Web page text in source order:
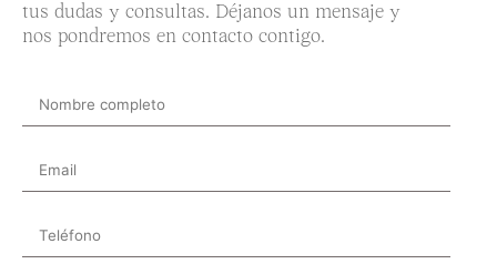
tus dudas y consultas. Déjanos un mensaje y
nos pondremos en contacto contigo.